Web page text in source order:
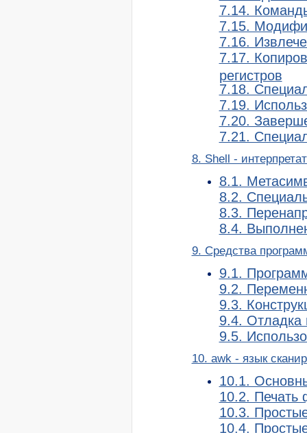
7.14.
7.15.
7.16.
7.17.
регистров
7.18.
7.19.
7.20.
7.21.
8. Shell -
8.1.
8.2.
8.3.
8.4.
9. Средства
9.1.
9.2.
9.3.
9.4. Отладка
9.5.
10. awk - язык
10.1.
10.2. Печать
10.3.
10.4.